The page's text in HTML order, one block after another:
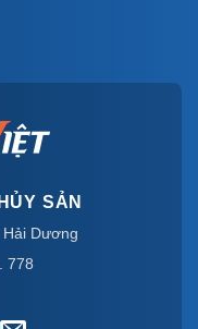
SẢN
Dương
778